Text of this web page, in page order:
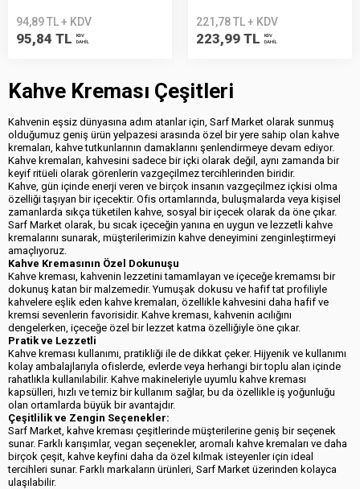
94,89 TL + KDV
95,84 TL
KDV
DAHİL
221,78 TL + KDV
223,99 TL
KDV
DAHİL
Kahve Kreması Çeşitleri
Kahvenin eşsiz dünyasına adım atanlar için, Sarf Market olarak sunmuş
olduğumuz geniş ürün yelpazesi arasında özel bir yere sahip olan kahve
kremaları, kahve tutkunlarının damaklarını şenlendirmeye devam ediyor.
Kahve kremaları, kahvesini sadece bir içki olarak değil, aynı zamanda bir
keyif ritüeli olarak görenlerin vazgeçilmez tercihlerinden biridir.
Kahve, gün içinde enerji veren ve birçok insanın vazgeçilmez içkisi olma
özelliği taşıyan bir içecektir. Ofis ortamlarında, buluşmalarda veya kişisel
zamanlarda sıkça tüketilen kahve, sosyal bir içecek olarak da öne çıkar.
Sarf Market olarak, bu sıcak içeceğin yanına en uygun ve lezzetli kahve
kremalarını sunarak, müşterilerimizin kahve deneyimini zenginleştirmeyi
amaçlıyoruz.
Kahve Kremasının Özel Dokunuşu
Kahve kreması, kahvenin lezzetini tamamlayan ve içeceğe kremamsı bir
dokunuş katan bir malzemedir. Yumuşak dokusu ve hafif tat profiliyle
kahvelere eşlik eden kahve kremaları, özellikle kahvesini daha hafif ve
kremsi sevenlerin favorisidir. Kahve kreması, kahvenin acılığını
dengelerken, içeceğe özel bir lezzet katma özelliğiyle öne çıkar.
Pratik ve Lezzetli
Kahve kreması kullanımı, pratikliği ile de dikkat çeker. Hijyenik ve kullanımı
kolay ambalajlarıyla ofislerde, evlerde veya herhangi bir toplu alan içinde
rahatlıkla kullanılabilir. Kahve makineleriyle uyumlu kahve kreması
kapsülleri, hızlı ve temiz bir kullanım sağlar, bu da özellikle iş yoğunluğu
olan ortamlarda büyük bir avantajdır.
Çeşitlilik ve Zengin Seçenekler:
Sarf Market, kahve kreması çeşitlerinde müşterilerine geniş bir seçenek
sunar. Farklı karışımlar, vegan seçenekler, aromalı kahve kremaları ve daha
birçok çeşit, kahve keyfini daha da özel kılmak isteyenler için ideal
tercihleri sunar. Farklı markaların ürünleri, Sarf Market üzerinden kolayca
ulaşılabilir.